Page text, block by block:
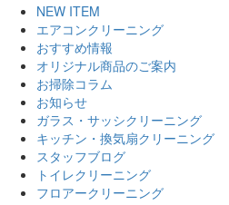
NEW ITEM
エアコンクリーニング
おすすめ情報
オリジナル商品のご案内
お掃除コラム
お知らせ
ガラス・サッシクリーニング
キッチン・換気扇クリーニング
スタッフブログ
トイレクリーニング
フロアークリーニング